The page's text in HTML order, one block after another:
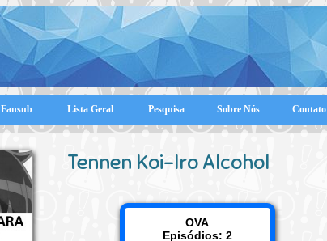
Fansub Lista Geral Pesquisa Sobre Nós Contato
Tennen Koi-Iro Alcohol
OVA
Episódios: 2